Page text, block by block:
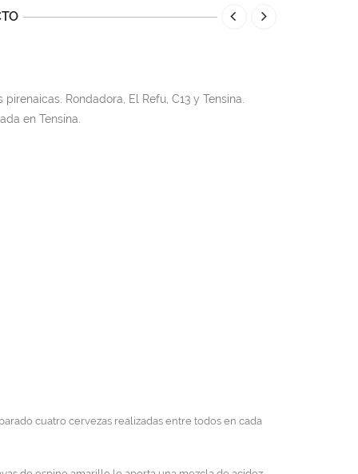
Rondadora, El Refu, C13 y Tensina.
en Tensina.
cuatro cervezas realizadas entre todos en cada